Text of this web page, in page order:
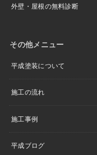
外壁・屋根の無料診断
その他メニュー
平成塗装について
施工の流れ
施工事例
平成ブログ